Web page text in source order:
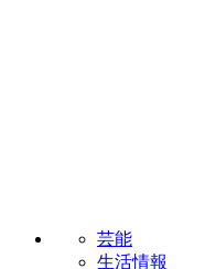
芸能
生活情報